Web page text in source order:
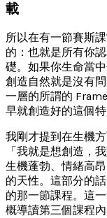
載
所以在有一節賽斯
的：也就是所有你
礎。如果你生命當
創造自然就是沒有
一層的所謂的
早就創造好的這個特
我剛才提到在生機
「我就是想創造，
生機蓬勃、情緒高
的天性。這部分的
的那一節課程。這
概導讀第三個課程內